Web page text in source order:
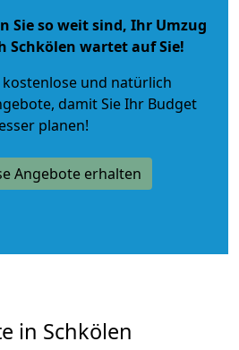
Sie so weit sind, Ihr Umzug
Schkölen wartet auf Sie!
kostenlose und natürlich
, damit Sie Ihr Budget
planen!
Angebote erhalten
in Schkölen